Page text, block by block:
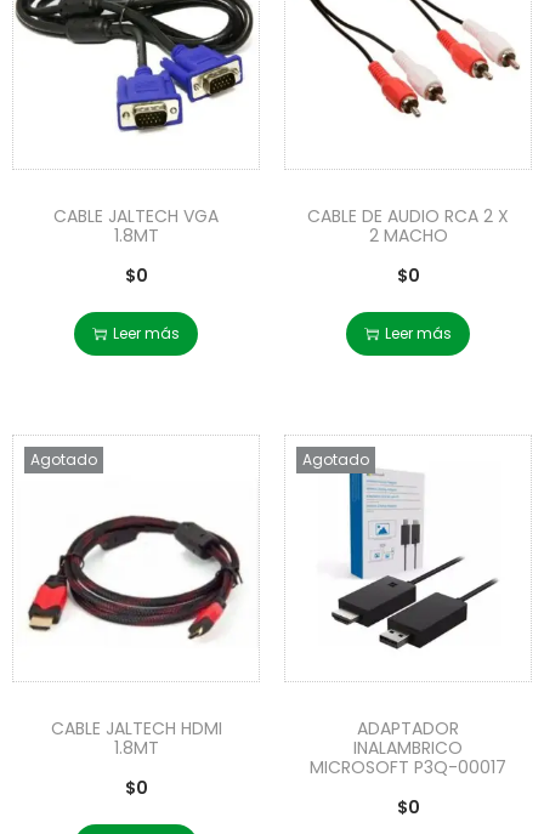
CABLE JALTECH VGA
1.8MT
$0
Leer más
CABLE DE AUDIO RCA 2 X
2 MACHO
$0
Leer más
Agotado
CABLE JALTECH HDMI
1.8MT
$0
Agotado
ADAPTADOR
INALAMBRICO
MICROSOFT P3Q-00017
$0